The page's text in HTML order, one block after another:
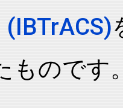
55 EP MM
55 EP MM
ものです